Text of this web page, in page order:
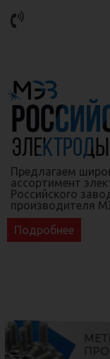
Предлагаем
ассортимент
Российского
производителя
Подробнее